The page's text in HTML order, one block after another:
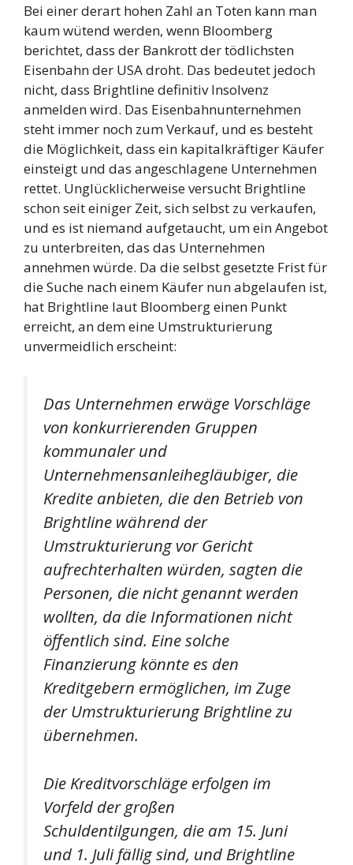
Bei einer derart hohen Zahl an Toten kann man
kaum wütend werden, wenn Bloomberg
berichtet, dass der Bankrott der tödlichsten
Eisenbahn der USA droht. Das bedeutet jedoch
nicht, dass Brightline definitiv Insolvenz
anmelden wird. Das Eisenbahnunternehmen
steht immer noch zum Verkauf, und es besteht
die Möglichkeit, dass ein kapitalkräftiger Käufer
einsteigt und das angeschlagene Unternehmen
rettet. Unglücklicherweise versucht Brightline
schon seit einiger Zeit, sich selbst zu verkaufen,
und es ist niemand aufgetaucht, um ein Angebot
zu unterbreiten, das das Unternehmen
annehmen würde. Da die selbst gesetzte Frist für
die Suche nach einem Käufer nun abgelaufen ist,
hat Brightline laut Bloomberg einen Punkt
erreicht, an dem eine Umstrukturierung
unvermeidlich erscheint:
Das Unternehmen erwäge Vorschläge
von konkurrierenden Gruppen
kommunaler und
Unternehmensanleihegläubiger, die
Kredite anbieten, die den Betrieb von
Brightline während der
Umstrukturierung vor Gericht
aufrechterhalten würden, sagten die
Personen, die nicht genannt werden
wollten, da die Informationen nicht
öffentlich sind. Eine solche
Finanzierung könnte es den
Kreditgebern ermöglichen, im Zuge
der Umstrukturierung Brightline zu
übernehmen.
Die Kreditvorschläge erfolgen im
Vorfeld der großen
Schuldentilgungen, die am 15. Juni
und 1. Juli fällig sind, und Brightline